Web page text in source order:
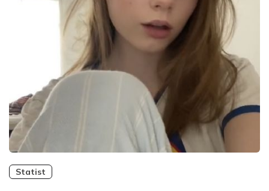
Statist